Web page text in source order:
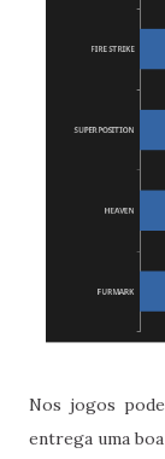
Nos jogos
entrega uma